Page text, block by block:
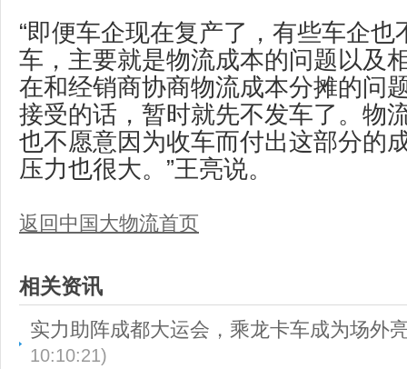
“即便车企现在复产了，有些车企也
车，主要就是物流成本的问题以及
在和经销商协商物流成本分摊的问
接受的话，暂时就先不发车了。物
也不愿意因为收车而付出这部分的
压力也很大。”王亮说。
返回中国大物流首页
相关资讯
实力助阵成都大运会，乘龙卡车成为场外
10:10:21)